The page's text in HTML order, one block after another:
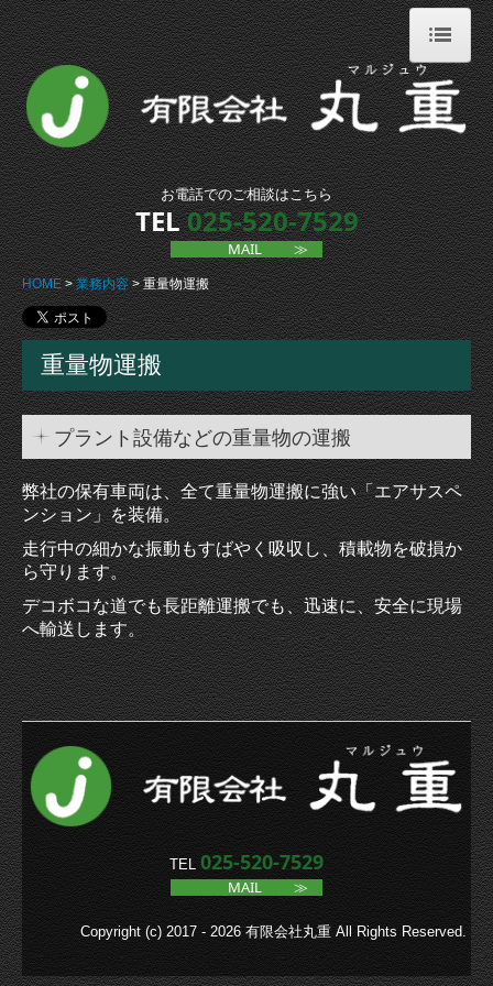
HOME
会社概要
業務内容
重量物運搬
移動据付工事
鳶土工事
ひきや工事
産業廃棄物収集運搬
土建資材販売業
工事実績
保有機材・トラック
採用情報
お問合せ
プライバシーポリシー
お電話でのご相談はこちら
TEL025-520-7529
MAIL ≫
HOME 業務内容 重量物運搬
重量物運搬
プラント設備などの重量物の運搬
弊社の保有車両は、全て重量物運搬に強い「エアサスペ
ンション」を装備。
走行中の細かな振動もすばやく吸収し、積載物を破損か
ら守ります。
デコボコな道でも長距離運搬でも、迅速に、安全に現場
へ輸送します。
TEL 025-520-7529
MAIL ≫
Copyright (c) 2017 - 2026 有限会社丸重 All Rights Reserved.